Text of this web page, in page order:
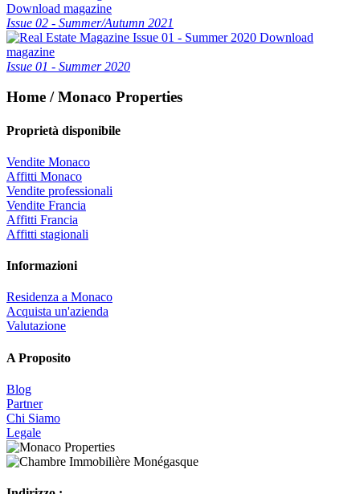
Download magazine
Issue 02 - Summer/Autumn 2021
Download
magazine
Issue 01 - Summer 2020
Home / Monaco Properties
Proprietà disponibile
Vendite Monaco
Affitti Monaco
Vendite professionali
Vendite Francia
Affitti Francia
Affitti stagionali
Informazioni
Residenza a Monaco
Acquista un'azienda
Valutazione
A Proposito
Blog
Partner
Chi Siamo
Legale